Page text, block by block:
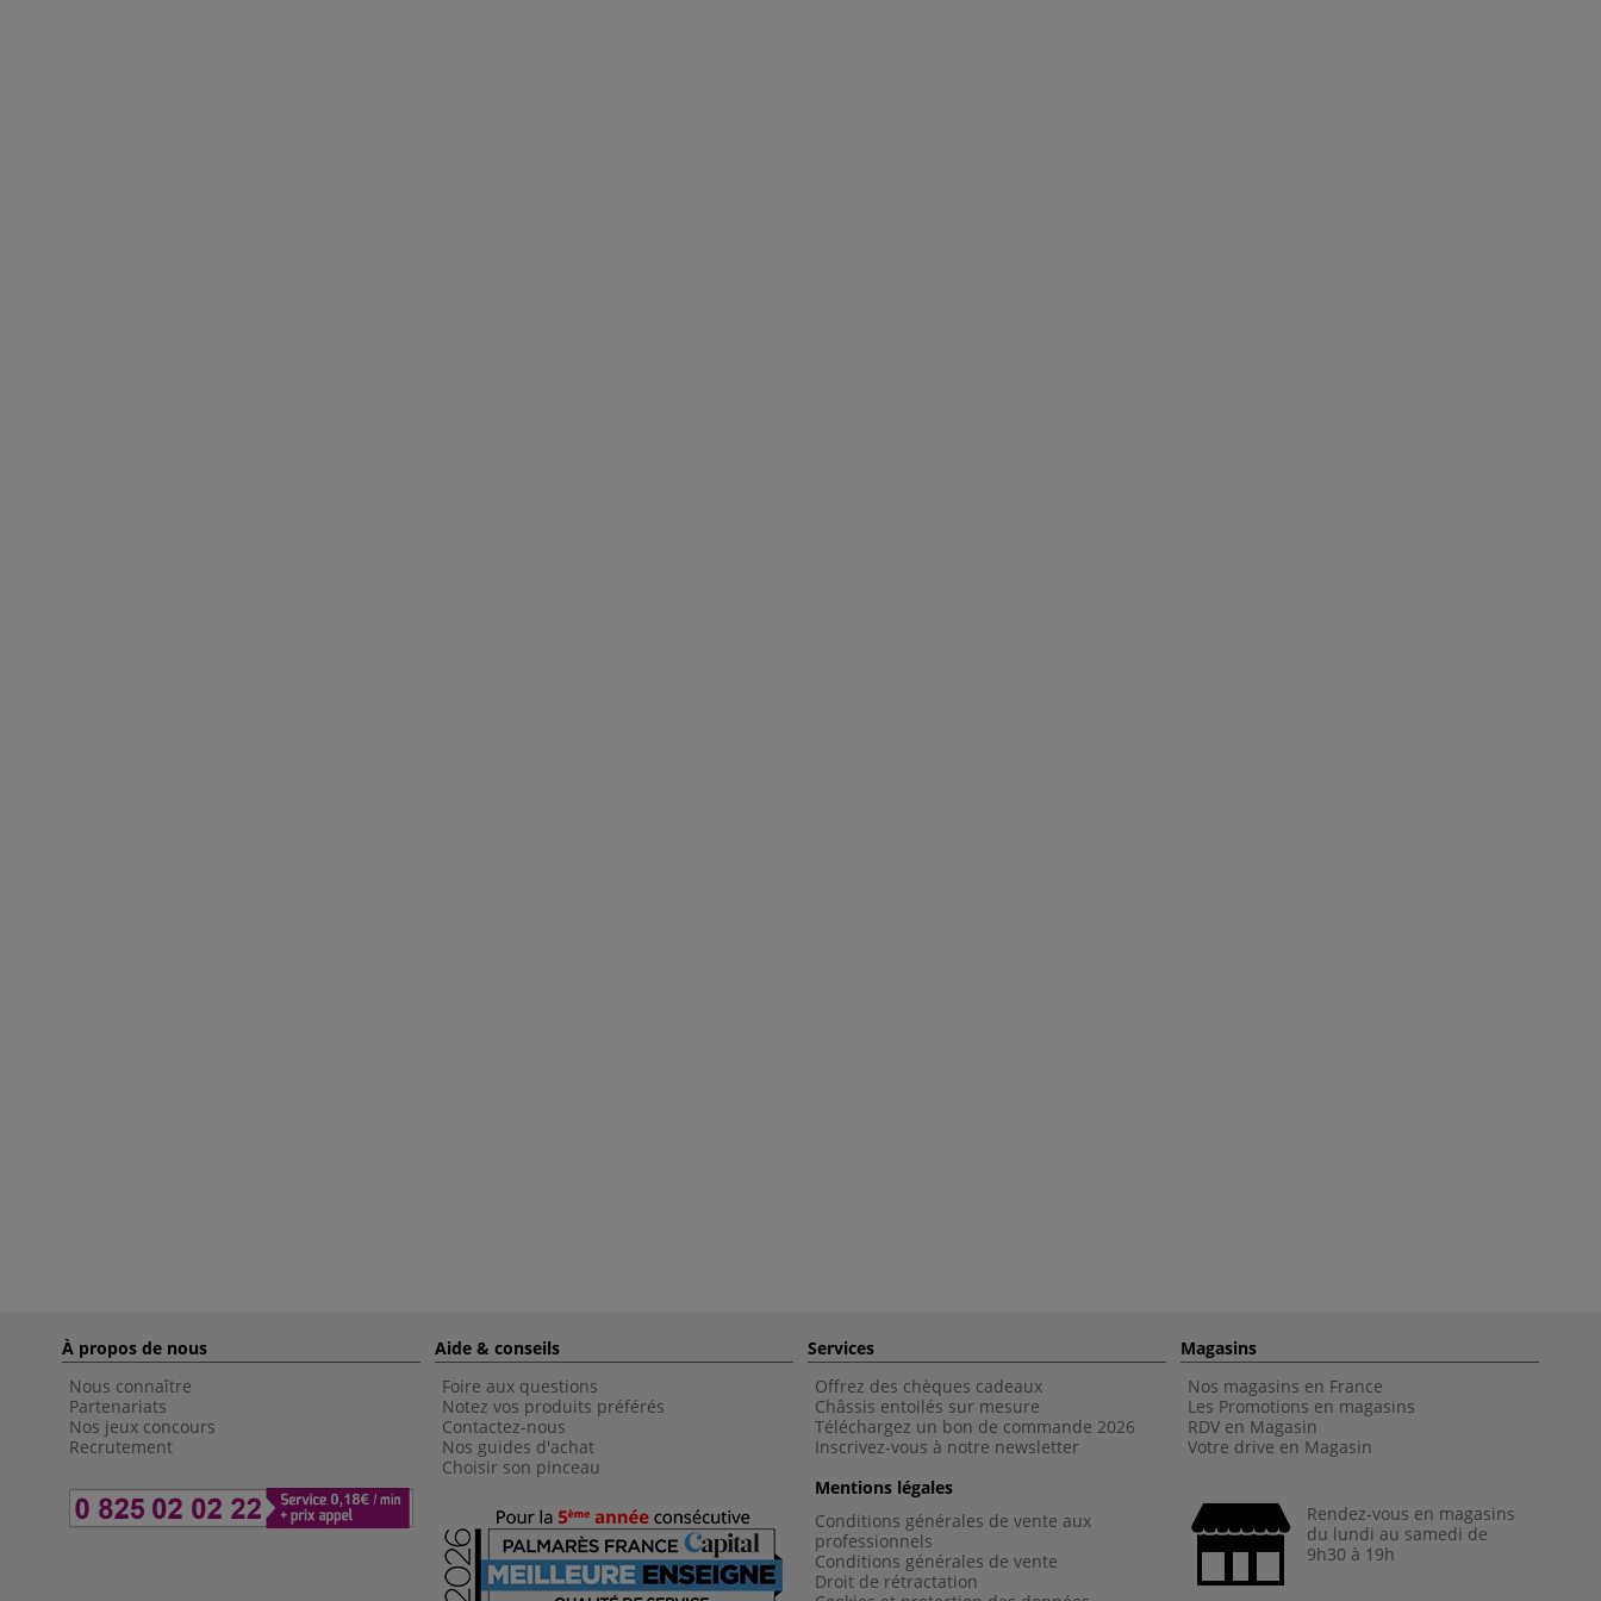
À propos de nous
Nous connaître
Partenariats
Nos jeux concours
Recrutement
Aide & conseils
Foire aux questions
Notez vos produits préférés
Contactez-nous
Nos guides d'achat
Choisir son pinceau
Services
Offrez des chèques cadeaux
Châssis entoilés sur mesure
Téléchargez un bon de commande 2026
Inscrivez-vous à notre newsletter
Mentions légales
Conditions générales de vente aux
professionnels
Conditions générales de vente
Droit de rétractation
Magasins
Nos magasins en France
Les Promotions en magasins
RDV en Magasin
Votre drive en Magasin
Rendez-vous en magasins
du lundi au samedi de
9h30 à 19h